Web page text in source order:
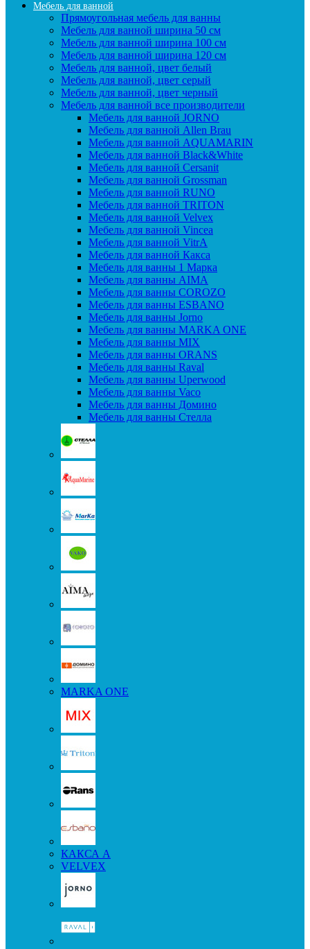
Мебель для ванной
Прямоугольная мебель для ванны
Мебель для ванной ширина 50 см
Мебель для ванной ширина 100 см
Мебель для ванной ширина 120 см
Мебель для ванной, цвет белый
Мебель для ванной, цвет серый
Мебель для ванной, цвет черный
Мебель для ванной все производители
Мебель для ванной JORNO
Мебель для ванной Allen Brau
Мебель для ванной AQUAMARIN
Мебель для ванной Black&White
Мебель для ванной Cersanit
Мебель для ванной Grossman
Мебель для ванной RUNO
Мебель для ванной TRITON
Мебель для ванной Velvex
Мебель для ванной Vincea
Мебель для ванной VitrA
Мебель для ванной Какса
Мебель для ванны 1 Марка
Мебель для ванны AIMA
Мебель для ванны COROZO
Мебель для ванны ESBANO
Мебель для ванны Jorno
Мебель для ванны MARKA ONE
Мебель для ванны MIX
Мебель для ванны ORANS
Мебель для ванны Raval
Мебель для ванны Uperwood
Мебель для ванны Vaco
Мебель для ванны Домино
Мебель для ванны Стелла
MARKA ONE
КАКСА А
VELVEX